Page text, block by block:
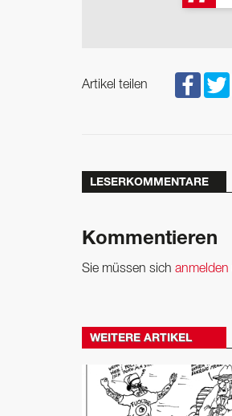
Artikel teilen
LESERKOMMENTARE
Kommentieren
Sie müssen sich anmelden
WEITERE ARTIKEL